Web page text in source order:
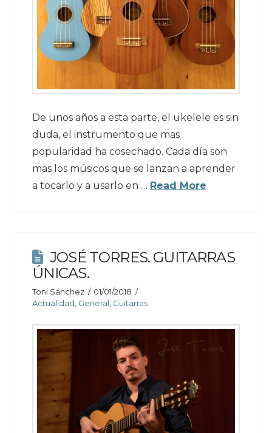
De unos años a esta parte, el ukelele es sin
duda, el instrumento que mas
popularidad ha cosechado. Cada día son
mas los músicos que se lanzan a aprender
a tocarlo y a usarlo en … Read More
JOSÉ TORRES. GUITARRAS
ÚNICAS.
Toni Sánchez
01/01/2018
Actualidad General Guitarras